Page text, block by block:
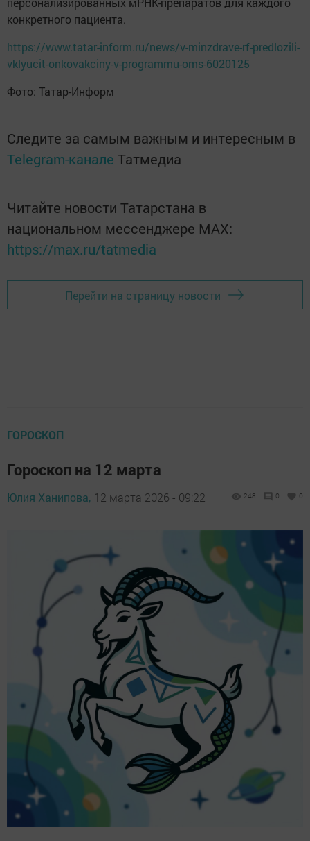
конкретного пациента.
https://www.tatar-inform.ru/news/v-minzdrave-rf-predlozili-
vklyucit-onkovakciny-v-programmu-oms-6020125
Фото: Татар-Информ
Следите за самым важным и интересным в
Telegram-канале Татмедиа
Читайте новости Татарстана в
национальном мессенджере MАХ:
https://max.ru/tatmedia
Перейти на страницу новости
ГОРОСКОП
Гороскоп на 12 марта
Юлия Ханипова, 12 марта 2026 - 09:22 248 0 0